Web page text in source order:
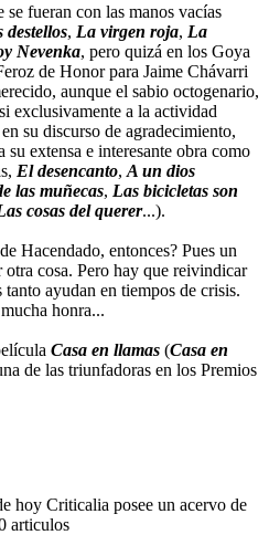
fueran con las manos vacías
destellos, La virgen roja, La
Nevenka, pero quizá en los Goya
de Honor para Jaime Chávarri
aunque el sabio octogenario,
exclusivamente a la actividad
su discurso de agradecimiento,
extensa e interesante obra como
El desencanto, A un dios
las muñecas, Las bicicletas son
cosas del querer...).
Hacendado, entonces? Pues un
cosa. Pero hay que reivindicar
tanto ayudan en tiempos de crisis.
honra...
Casa en llamas (Casa en
de las triunfadoras en los Premios
hoy Criticalia posee un acervo de
articulos